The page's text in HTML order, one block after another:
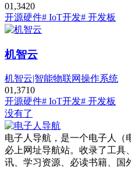
01,3420
开源硬件# IoT开发# 开发板
机智云
机智云|智能物联网操作系统
01,3710
开源硬件# IoT开发# 开发板
没有了
电子人导航，是一个电子人（
必上网址导航站。收录了工具
讯、学习资源、必读书籍、国